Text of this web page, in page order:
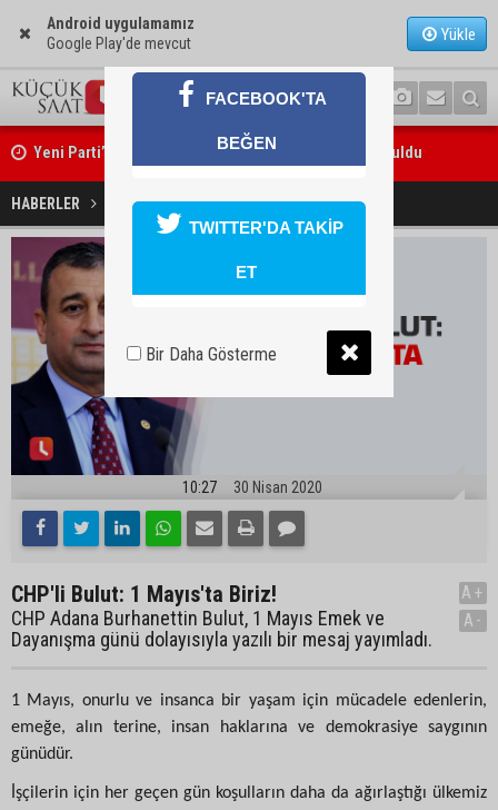
Android uygulamamız
Google Play'de mevcut
Yükle
Yeni Parti’nin Sarıçam ve Karataş teşkilatları oluşturuldu
Feke Belediye Başkanı Cömert Özen, Adana Valisi Mustafa Yavuz’u
ziyaret etti
HABERLER SİYASET CHP'li Bulut: 1 Mayıs'ta Biriz!
10:27 30 Nisan 2020
CHP'li Bulut: 1 Mayıs'ta Biriz!
CHP Adana Burhanettin Bulut, 1 Mayıs Emek ve
Dayanışma günü dolayısıyla yazılı bir mesaj yayımladı.
A+
A-
1 Mayıs, onurlu ve insanca bir yaşam için mücadele edenlerin,
emeğe, alın terine, insan haklarına ve demokrasiye saygının
günüdür.
İşçilerin için her geçen gün koşulların daha da ağırlaştığı ülkemiz
FACEBOOK'TA
BEĞEN
TWITTER'DA TAKİP
ET
Bir Daha Gösterme